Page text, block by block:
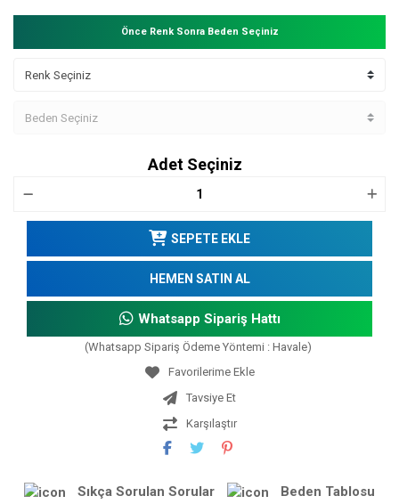
Önce Renk Sonra Beden Seçiniz
Adet Seçiniz
SEPETE EKLE
HEMEN SATIN AL
Whatsapp Sipariş Hattı
(Whatsapp Sipariş Ödeme Yöntemi : Havale)
Tavsiye Et
Karşılaştır
Sıkça Sorulan Sorular Beden Tablosu